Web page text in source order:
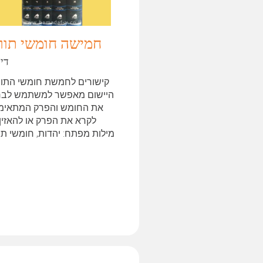
חמישה חומשי
קישורים לחמשת חומשי
היישום מאפשר למשתמש
את החומש והפרק
לקרא את הפרק או
מילות מפתח: יהדות, חומשי